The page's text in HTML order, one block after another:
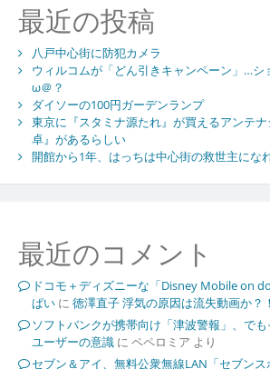
最近の投稿
八戸中心街に防犯カメラ
ウィルコムが「どん引きキャンペーン」…シ
ω＠？
ダイソーの100円ガーデンランプ
東京に『スタミナ源たれ』が買えるアンテ
卓』があるらしい
開館から1年、はっちは中心街の救世主にな
最近のコメント
ドコモ＋ディズニーな「Disney Mobile on
ぱいに 徳澤直子 浮気の原因は流失動画か？！
ソフトバンクが携帯向け「津波警報」、で
ユーザーの意識に ペペロミア より
セブン＆アイ、無料公衆無線LAN「セブン